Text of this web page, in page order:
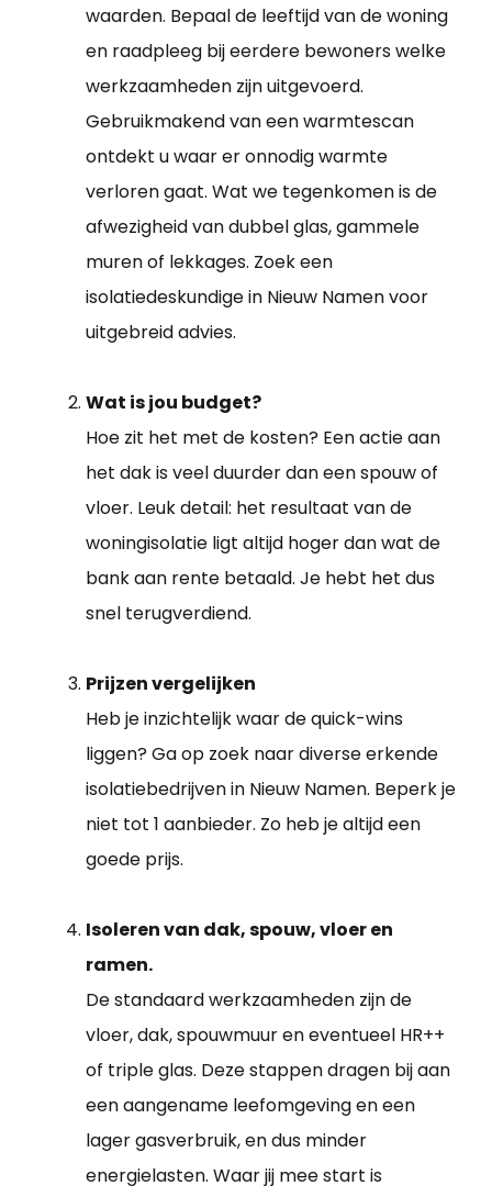
waarden. Bepaal de leeftijd van de woning
en raadpleeg bij eerdere bewoners welke
werkzaamheden zijn uitgevoerd.
Gebruikmakend van een warmtescan
ontdekt u waar er onnodig warmte
verloren gaat. Wat we tegenkomen is de
afwezigheid van dubbel glas, gammele
muren of lekkages. Zoek een
isolatiedeskundige in Nieuw Namen voor
uitgebreid advies.
Wat is jou budget?
Hoe zit het met de kosten? Een actie aan
het dak is veel duurder dan een spouw of
vloer. Leuk detail: het resultaat van de
woningisolatie ligt altijd hoger dan wat de
bank aan rente betaald. Je hebt het dus
snel terugverdiend.
Prijzen vergelijken
Heb je inzichtelijk waar de quick-wins
liggen? Ga op zoek naar diverse erkende
isolatiebedrijven in Nieuw Namen. Beperk je
niet tot 1 aanbieder. Zo heb je altijd een
goede prijs.
Isoleren van dak, spouw, vloer en
ramen.
De standaard werkzaamheden zijn de
vloer, dak, spouwmuur en eventueel HR++
of triple glas. Deze stappen dragen bij aan
een aangename leefomgeving en een
lager gasverbruik, en dus minder
energielasten. Waar jij mee start is